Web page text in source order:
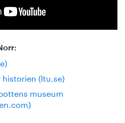
(ltu.se)
museum